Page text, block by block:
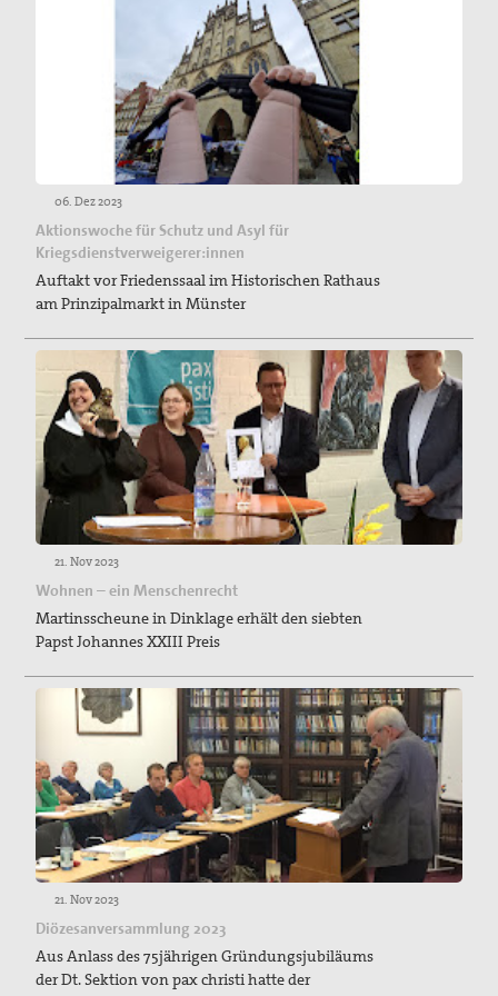
06. Dez 2023
Aktionswoche für Schutz und Asyl für
Kriegsdienstverweigerer:innen
Auftakt vor Friedenssaal im Historischen Rathaus
am Prinzipalmarkt in Münster
21. Nov 2023
Wohnen – ein Menschenrecht
Martinsscheune in Dinklage erhält den siebten
Papst Johannes XXIII Preis
21. Nov 2023
Diözesanversammlung 2023
Aus Anlass des 75jährigen Gründungsjubiläums
der Dt. Sektion von pax christi hatte der